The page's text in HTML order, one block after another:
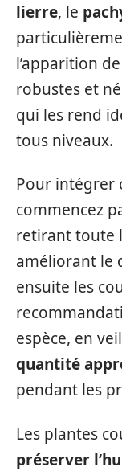
lierre, le
l’apparition
robustes et
qui les rend
tous niveaux.
Pour intégrer
commencez
retirant toute
améliorant le
ensuite les
espèce, en
quantité
pendant les
Les plantes
préserver